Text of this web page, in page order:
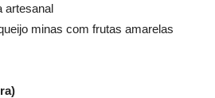
artesanal
minas com frutas amarelas